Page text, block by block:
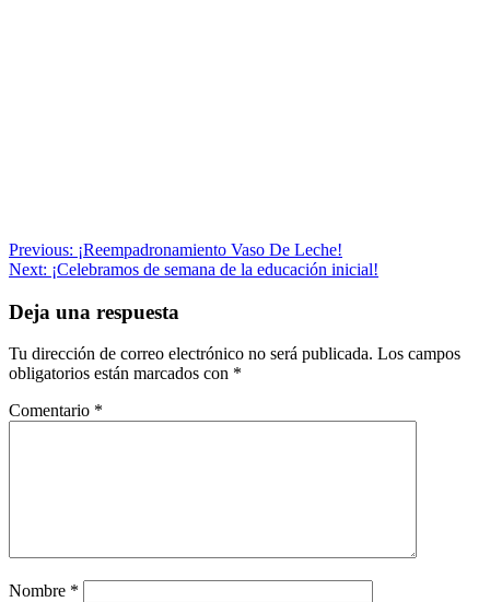
Navegación
de
entradas
Previous: ¡Reempadronamiento Vaso De Leche!
Next: ¡Celebramos de semana de la educación inicial!
Deja una respuesta
Tu dirección de correo electrónico no será publicada. Los campos
obligatorios están marcados con *
Comentario *
Nombre *